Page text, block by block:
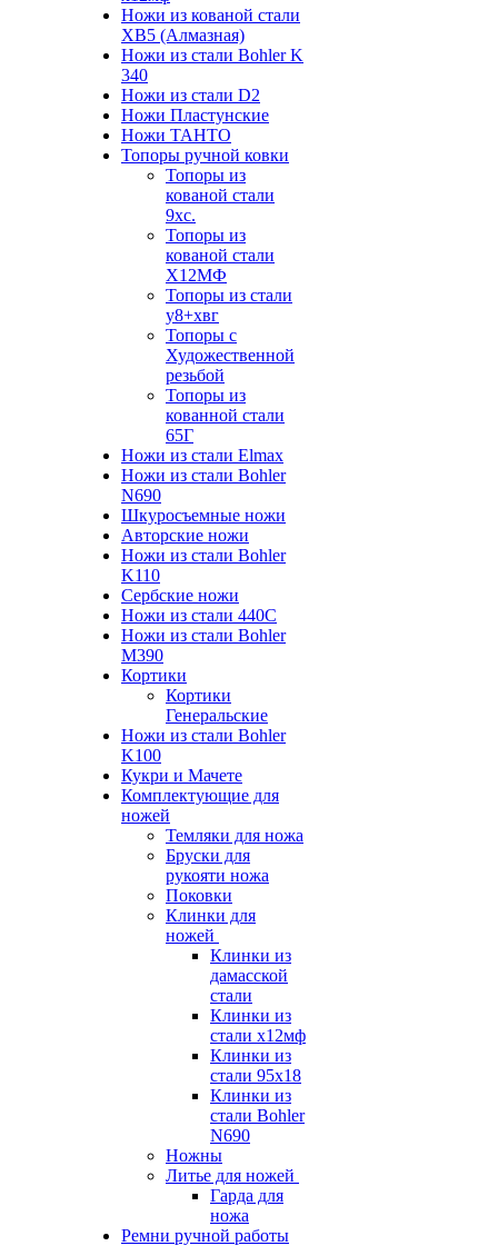
Ножи из кованой стали
ХВ5 (Алмазная)
Ножи из стали Bohler K
340
Ножи из стали D2
Ножи Пластунские
Ножи ТАНТО
Топоры ручной ковки
Топоры из
кованой стали
9хс.
Топоры из
кованой стали
Х12МФ
Топоры из стали
у8+хвг
Топоры с
Художественной
резьбой
Топоры из
кованной стали
65Г
Ножи из стали Elmax
Ножи из стали Bohler
N690
Шкуросъемные ножи
Авторские ножи
Ножи из стали Bohler
K110
Сербские ножи
Ножи из стали 440С
Ножи из стали Bohler
M390
Кортики
Кортики
Генеральские
Ножи из стали Bohler
K100
Кукри и Мачете
Комплектующие для
ножей
Темляки для ножа
Бруски для
рукояти ножа
Поковки
Клинки для
ножей
Клинки из
дамасской
стали
Клинки из
стали х12мф
Клинки из
стали 95х18
Клинки из
стали Bohler
N690
Ножны
Литье для ножей
Гарда для
ножа
Ремни ручной работы